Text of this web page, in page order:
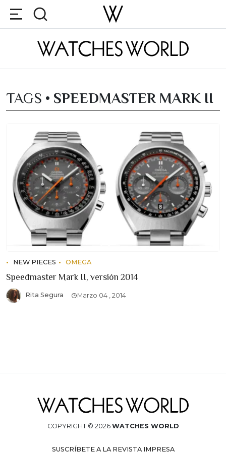
TAGS • SPEEDMASTER MARK II
NEW PIECES OMEGA
Speedmaster Mark II, versión 2014
Rita Segura Marzo 04 , 2014
COPYRIGHT © 2026 WATCHES WORLD
SUSCRÍBETE A LA REVISTA IMPRESA